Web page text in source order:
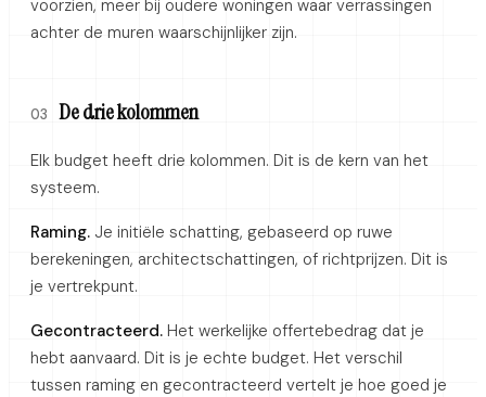
voorzien, meer bij oudere woningen waar verrassingen
achter de muren waarschijnlijker zijn.
03 De drie kolommen
Elk budget heeft drie kolommen. Dit is de kern van het
systeem.
Raming. Je initiële schatting, gebaseerd op ruwe
berekeningen, architectschattingen, of richtprijzen. Dit is
je vertrekpunt.
Gecontracteerd. Het werkelijke offertebedrag dat je
hebt aanvaard. Dit is je echte budget. Het verschil
tussen raming en gecontracteerd vertelt je hoe goed je